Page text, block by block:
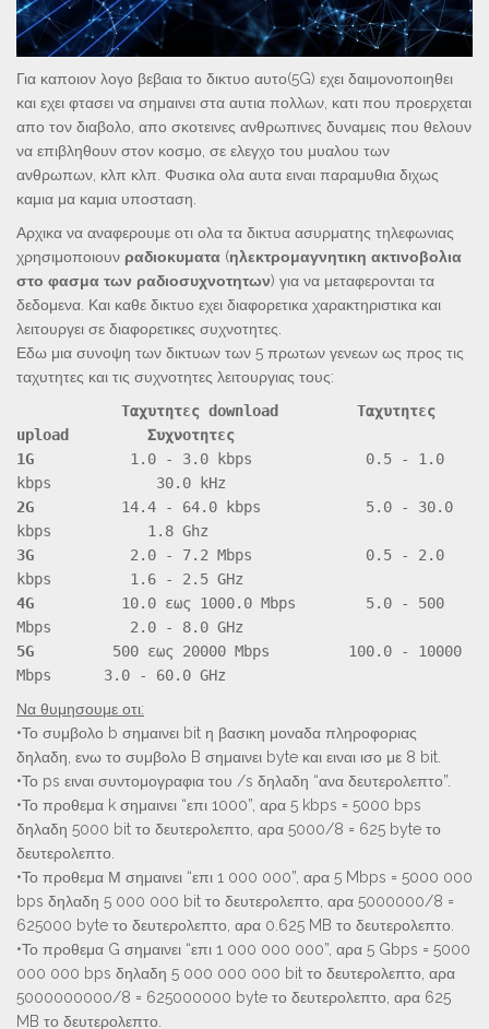
Για καποιον λογο βεβαια το δικτυο αυτο(5G) εχει δαιμονοποιηθει
και εχει φτασει να σημαινει στα αυτια πολλων, κατι που προερχεται
απο τον διαβολο, απο σκοτεινες ανθρωπινες δυναμεις που θελουν
να επιβληθουν στον κοσμο, σε ελεγχο του μυαλου των
ανθρωπων, κλπ κλπ. Φυσικα ολα αυτα ειναι παραμυθια διχως
καμια μα καμια υποσταση.
Αρχικα να αναφερουμε οτι ολα τα δικτυα ασυρματης τηλεφωνιας
χρησιμοποιουν ραδιοκυματα (ηλεκτρομαγνητικη ακτινοβολια
στο φασμα των ραδιοσυχνοτητων) για να μεταφερονται τα
δεδομενα. Και καθε δικτυο εχει διαφορετικα χαρακτηριστικα και
λειτουργει σε διαφορετικες συχνοτητες.
Εδω μια συνοψη των δικτυων των 5 πρωτων γενεων ως προς τις
ταχυτητες και τις συχνοτητες λειτουργιας τους:
Ταχυτητες download Ταχυτητες
upload Συχνοτητες
1G 1.0 - 3.0 kbps 0.5 - 1.0
kbps 30.0 kHz
2G 14.4 - 64.0 kbps 5.0 - 30.0
kbps 1.8 Ghz
3G 2.0 - 7.2 Mbps 0.5 - 2.0
kbps 1.6 - 2.5 GHz
4G 10.0 εως 1000.0 Mbps 5.0 - 500
Mbps 2.0 - 8.0 GHz
5G 500 εως 20000 Mbps 100.0 - 10000
Mbps 3.0 - 60.0 GHz
Να θυμησουμε οτι:
•Το συμβολο b σημαινει bit η βασικη μοναδα πληροφοριας
δηλαδη, ενω το συμβολο B σημαινει byte και ειναι ισο με 8 bit.
•Το ps ειναι συντομογραφια του /s δηλαδη “ανα δευτερολεπτο”.
•Το προθεμα k σημαινει “επι 1000”, αρα 5 kbps = 5000 bps
δηλαδη 5000 bit το δευτερολεπτο, αρα 5000/8 = 625 byte το
δευτερολεπτο.
•Το προθεμα Μ σημαινει “επι 1 000 000”, αρα 5 Mbps = 5000 000
bps δηλαδη 5 000 000 bit το δευτερολεπτο, αρα 5000000/8 =
625000 byte το δευτερολεπτο, αρα 0.625 MB το δευτερολεπτο.
•Το προθεμα G σημαινει “επι 1 000 000 000”, αρα 5 Gbps = 5000
000 000 bps δηλαδη 5 000 000 000 bit το δευτερολεπτο, αρα
5000000000/8 = 625000000 byte το δευτερολεπτο, αρα 625
MB το δευτερολεπτο.